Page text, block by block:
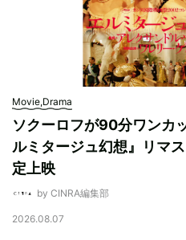
Movie,Drama
ソクーロフが90分ワンカ
ルミタージュ幻想』リマ
定上映
by CINRA編集部
2026.08.07